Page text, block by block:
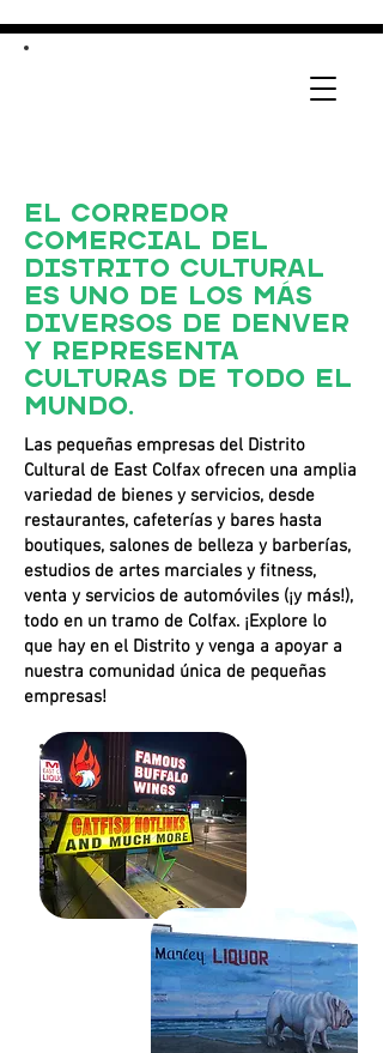
El corredor
comercial del
Distrito Cultural
es uno de los más
diversos de Denver
y representa
culturas de todo el
mundo.
Las pequeñas empresas del Distrito
Cultural de East Colfax ofrecen una amplia
variedad de bienes y servicios, desde
restaurantes, cafeterías y bares hasta
boutiques, salones de belleza y barberías,
estudios de artes marciales y fitness,
venta y servicios de automóviles (¡y más!),
todo en un tramo de Colfax. ¡Explore lo
que hay en el Distrito y venga a apoyar a
nuestra comunidad única de pequeñas
empresas!